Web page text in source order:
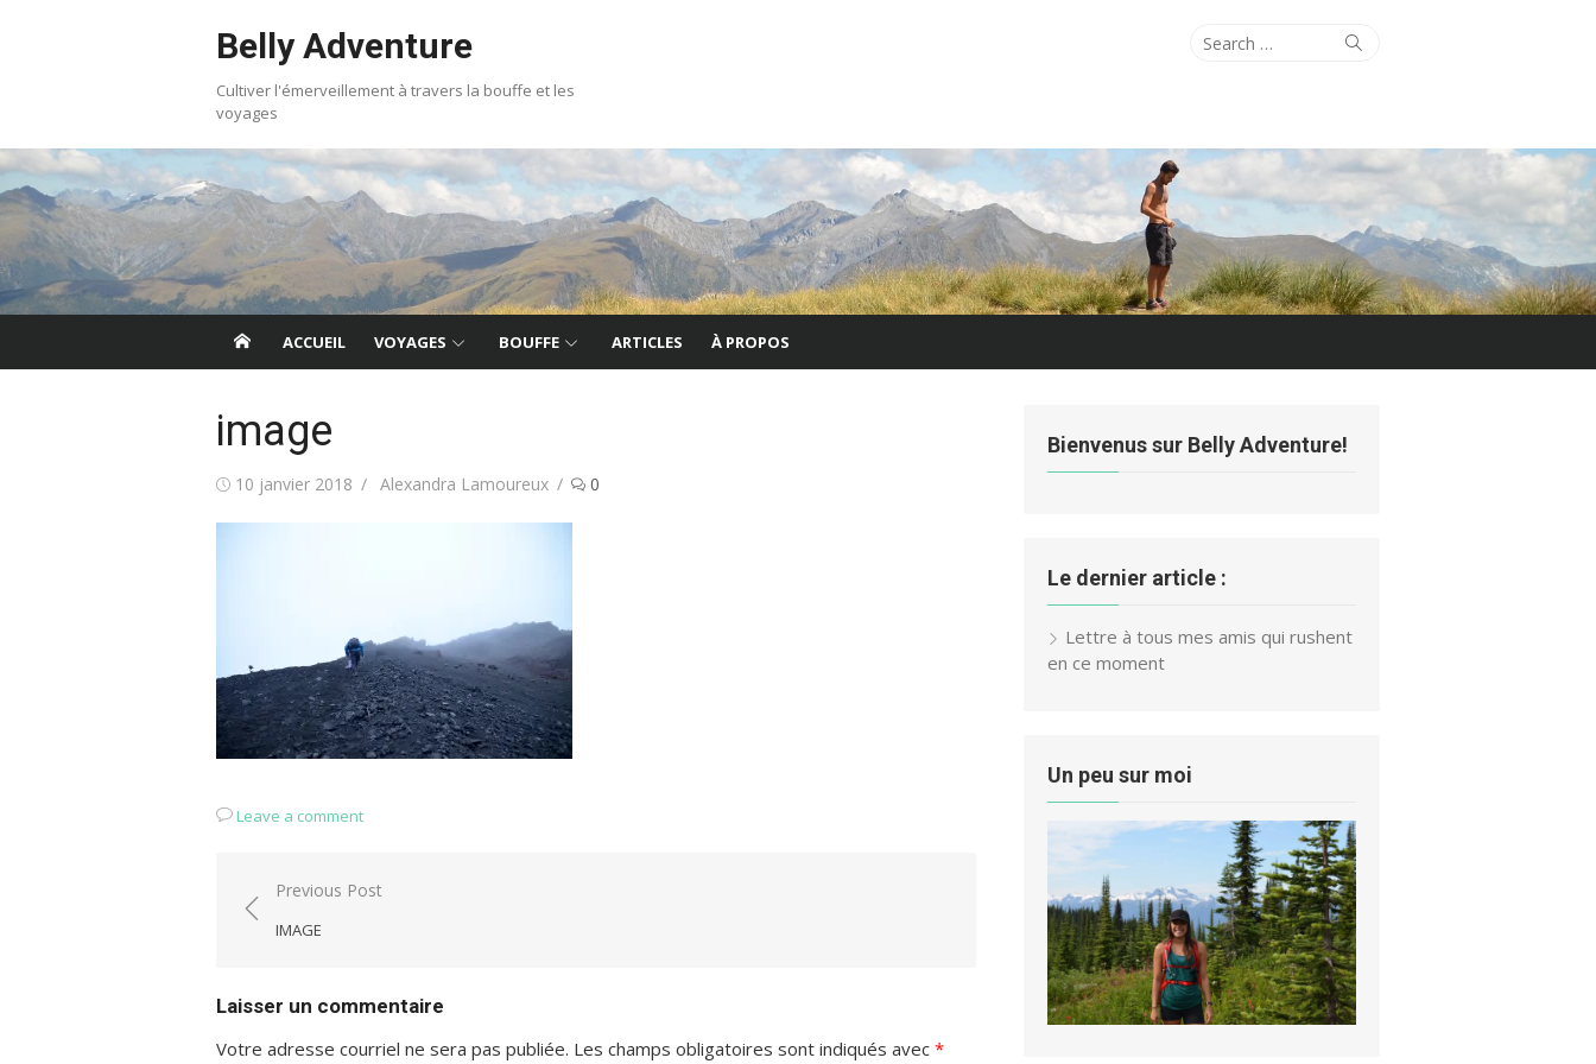
Belly Adventure
Cultiver l'émerveillement à travers la bouffe et les
voyages
Search
Search
ACCUEIL VOYAGES BOUFFE ARTICLES À PROPOS
image
Posted
10 janvier 2018 Author
Alexandra Lamoureux 0
Leave a comment
Navigation
de
Previous Post
IMAGE
Laisser un commentaire
Votre adresse courriel ne sera pas publiée. Les champs obligatoires sont indiqués avec *
Bienvenus sur Belly Adventure!
Le dernier article :
Lettre à tous mes amis qui rushent
en ce moment
Un peu sur moi